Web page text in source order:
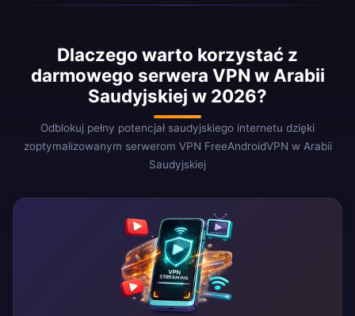
Dlaczego warto korzystać z
darmowego serwera VPN w Arabii
Saudyjskiej w 2026?
Odblokuj pełny potencjał saudyjskiego internetu dzięki
zoptymalizowanym serwerom VPN FreeAndroidVPN w Arabii
Saudyjskiej